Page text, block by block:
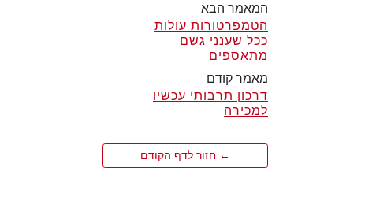
המאמר הבא
הטמפרטורות עולות
ככל שענני גשם
מתאספים
מאמר קודם
דרכון תרבותי עכשיו
למכירה
← חזור לדף הקודם